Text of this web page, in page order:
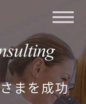
まを成功